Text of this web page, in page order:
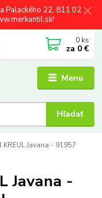
Palackého 22, 811 02
Menu
Hľadať
0 ks
za 0 €
KREUL Javana - 91957
Javana -